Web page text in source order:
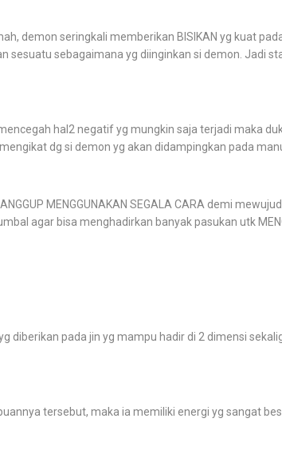
demon seringkali memberikan BISIKAN yg kuat
sesuatu sebagaimana yg diinginkan si demon. Jadi
hal2 negatif yg mungkin saja terjadi maka
dg si demon yg akan didampingkan pada
MENGGUNAKAN SEGALA CARA demi
agar bisa menghadirkan banyak pasukan utk
diberikan pada jin yg mampu hadir di 2 dimensi
tersebut, maka ia memiliki energi yg sangat